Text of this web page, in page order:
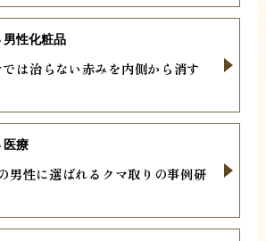
は治らない赤みを内側から消す
男性化粧品
男性に選ばれるクマ取りの事例研
医療